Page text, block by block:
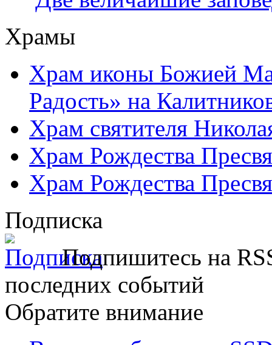
Храмы
Храм иконы Божией
Радость» на
Храм святителя
Храм Рождества
Храм Рождества
Подписка
Подпишитесь на
последних событий
Обратите внимание